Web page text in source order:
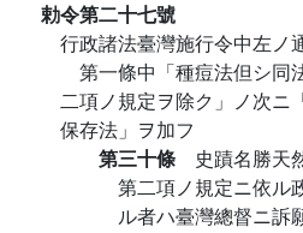
勅令第二十七號
行政諸法臺灣施行令中左ノ
第一條中「種痘法但シ同
二項ノ規定ヲ除ク」ノ次ニ
保存法」ヲ加フ
第三十條 史蹟名勝天
第二項ノ規定ニ依ル
ル者ハ臺灣總督ニ訴